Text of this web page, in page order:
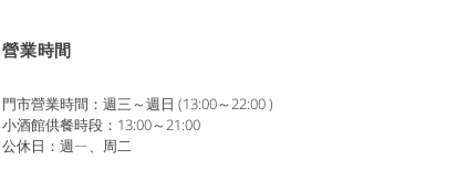
​營業時間
門市營業時間：週三～週日 (13:00～22:00 )
小酒館供餐時段：13:00～21:00
公休日：週ㄧ、周二